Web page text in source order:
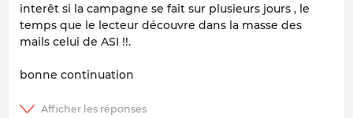
interêt si la campagne se fait sur plusieurs jours , le
temps que le lecteur découvre dans la masse des
mails celui de ASI !!.
bonne continuation